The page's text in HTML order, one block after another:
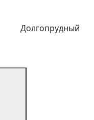
Долгопрудный